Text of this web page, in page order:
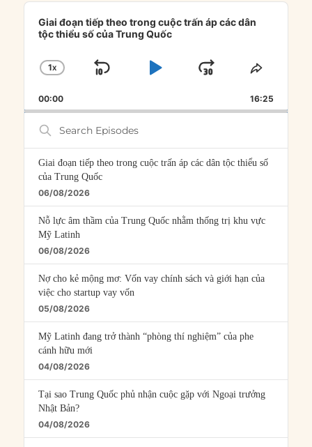
Audio
Player
Giai đoạn tiếp theo trong cuộc trấn áp các dân
tộc thiểu số của Trung Quốc
CHANGE
RATE
1X
SKIP
PLAYJUMP
FORWARD
SHARE
00:00 16:25
Search
Episodes
Giai đoạn tiếp theo trong cuộc trấn áp các dân tộc thiểu số
của Trung Quốc
06/08/2026
Nỗ lực âm thầm của Trung Quốc nhằm thống trị khu vực
Mỹ Latinh
06/08/2026
Nợ cho kẻ mộng mơ: Vốn vay chính sách và giới hạn của
việc cho startup vay vốn
05/08/2026
Mỹ Latinh đang trở thành “phòng thí nghiệm” của phe
cánh hữu mới
04/08/2026
Tại sao Trung Quốc phủ nhận cuộc gặp với Ngoại trưởng
Nhật Bản?
04/08/2026